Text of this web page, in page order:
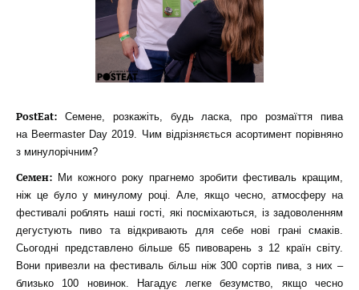
PostEat: Семене, розкажіть, будь ласка, про розмаїття пива
на Beermaster Day 2019. Чим відрізняється асортимент порівняно
з минулорічним?
Семен: Ми кожного року прагнемо зробити фестиваль кращим,
ніж це було у минулому році. Але, якщо чесно, атмосферу на
фестивалі роблять наші гості, які посміхаються, із задоволенням
дегустують пиво та відкривають для себе нові грані смаків.
Сьогодні представлено більше 65 пивоварень з 12 країн світу.
Вони привезли на фестиваль більш ніж 300 сортів пива, з них –
близько 100 новинок. Нагадує легке безумство, якщо чесно